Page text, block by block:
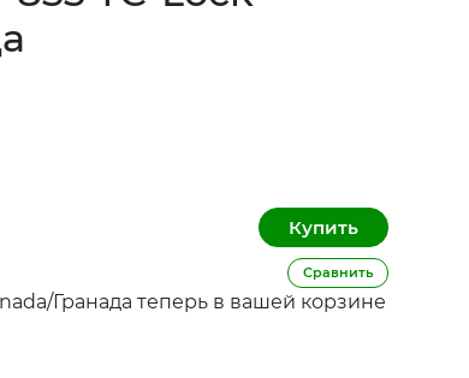
Сравнить
Гранада теперь в вашей корзине